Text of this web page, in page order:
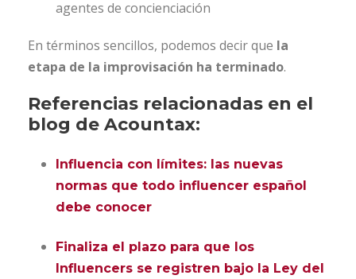
agentes de concienciación
En términos sencillos, podemos decir que la
etapa de la improvisación ha terminado.
Referencias relacionadas en el
blog de Acountax:
Influencia con límites: las nuevas
normas que todo influencer español
debe conocer
Finaliza el plazo para que los
Influencers se registren bajo la Ley del